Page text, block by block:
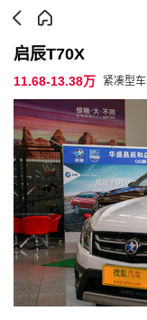
启辰T70X
11.68-13.38万 紧凑型车